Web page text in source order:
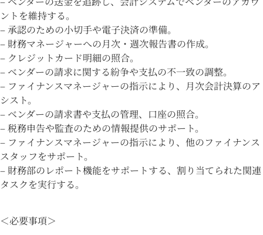
ントを維持する。
– 承認のための小切手や電子決済の準備。
– 財務マネージャーへの月次・週次報告書の作成。
– クレジットカード明細の照合。
– ベンダーの請求に関する紛争や支払の不一致の調整。
– ファイナンスマネージャーの指示により、月次会計決算のア
シスト。
– ベンダーの請求書や支払の管理、口座の照合。
– 税務申告や監査のための情報提供のサポート。
– ファイナンスマネージャーの指示により、他のファイナンス
スタッフをサポート。
– 財務部のレポート機能をサポートする、割り当てられた関連
タスクを実行する。
＜必要事項＞